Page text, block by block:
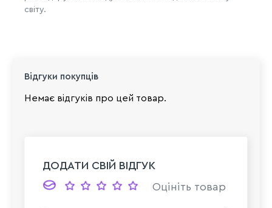
світу.
Відгуки покупців
Немає відгуків про цей товар.
ДОДАТИ СВІЙ ВІДГУК
Оцініть товар